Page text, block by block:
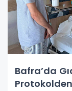
Bafra’da